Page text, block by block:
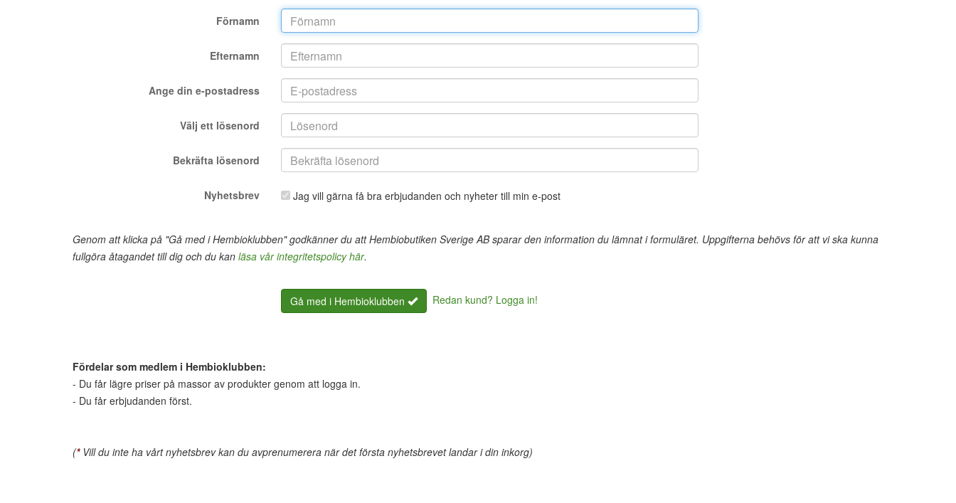
Förnamn
Efternamn
Ange din e-postadress
Välj ett lösenord
Bekräfta lösenord
Nyhetsbrev Jag vill gärna få bra erbjudanden och nyheter till min e-post
Genom att klicka på "Gå med i Hembioklubben" godkänner du att Hembiobutiken Sverige AB sparar den information du lämnat i formuläret. Uppgifterna behövs för att vi ska kunna
fullgöra åtagandet till dig och du kan läsa vår integritetspolicy här.
Gå med i Hembioklubben Redan kund? Logga in!
Fördelar som medlem i Hembioklubben:
- Du får lägre priser på massor av produkter genom att logga in.
- Du får erbjudanden först.
(*Vill du inte ha vårt nyhetsbrev kan du avprenumerera när det första nyhetsbrevet landar i din inkorg)